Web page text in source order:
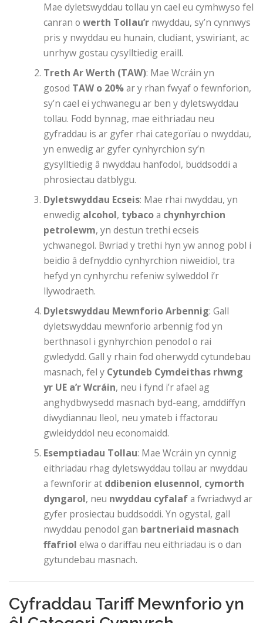
Mae dyletswyddau tollau yn cael eu cymhwyso fel
canran owerth Tollau’r nwyddau, sy’n cynnwys
pris y nwyddau eu hunain, cludiant, yswiriant, ac
unrhyw gostau cysylltiedig eraill.
Treth Ar Werth (TAW): Mae Wcráin yn
gosod TAW o 20%ar y rhan fwyaf o fewnforion,
sy’n cael ei ychwanegu ar ben y dyletswyddau
tollau. Fodd bynnag, mae eithriadau neu
gyfraddau is ar gyfer rhai categorïau o nwyddau,
yn enwedig ar gyfer cynhyrchion sy’n
gysylltiedig â nwyddau hanfodol, buddsoddi a
phrosiectau datblygu.
Dyletswyddau Ecseis: Mae rhai nwyddau, yn
enwedig alcohol, tybacoa chynhyrchion
petrolewm, yn destun trethi ecseis
ychwanegol. Bwriad y trethi hyn yw annog pobl i
beidio â defnyddio cynhyrchion niweidiol, tra
hefyd yn cynhyrchu refeniw sylweddol i’r
llywodraeth.
Dyletswyddau Mewnforio Arbennig: Gall
dyletswyddau mewnforio arbennig fod yn
berthnasol i gynhyrchion penodol o rai
gwledydd. Gall y rhain fod oherwydd cytundebau
masnach, fel y Cytundeb Cymdeithas rhwng
yr UE a’r Wcráin, neu i fynd i’r afael ag
anghydbwysedd masnach byd-eang, amddiffyn
diwydiannau lleol, neu ymateb i ffactorau
gwleidyddol neu economaidd.
Esemptiadau Tollau: Mae Wcráin yn cynnig
eithriadau rhag dyletswyddau tollau ar nwyddau
a fewnforir at ddibenion elusennol, cymorth
dyngarol, neu nwyddau cyfalafa fwriadwyd ar
gyfer prosiectau buddsoddi. Yn ogystal, gall
nwyddau penodol gan bartneriaid masnach
ffafriol elwa o dariffau neu eithriadau is o dan
gytundebau masnach.
Cyfraddau Tariff Mewnforio yn